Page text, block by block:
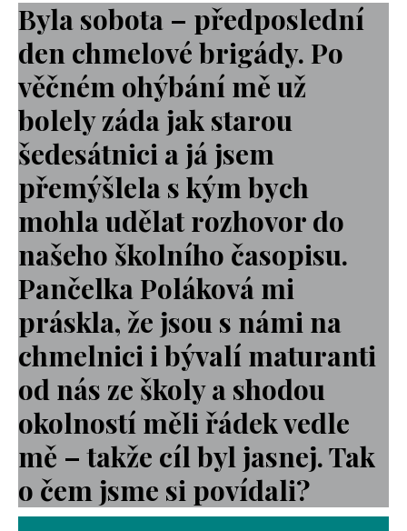
Byla sobota – předposlední
den chmelové brigády. Po
věčném ohýbání mě už
bolely záda jak starou
šedesátnici a já jsem
přemýšlela s kým bych
mohla udělat rozhovor do
našeho školního časopisu.
Pančelka Poláková mi
práskla, že jsou s námi na
chmelnici i bývalí maturanti
od nás ze školy a shodou
okolností měli řádek vedle
mě – takže cíl byl jasnej. Tak
o čem jsme si povídali?